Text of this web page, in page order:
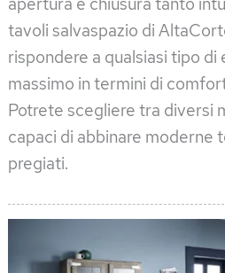
tavoli salvaspazio di
rispondere a qualsiasi tipo di
massimo in termini di
Potrete scegliere tra diversi
capaci di abbinare moderne
pregiati.